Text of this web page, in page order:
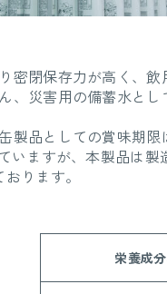
密閉保存力が高く、飲
、災害用の備蓄水とし
製品としての賞味期限
いますが、本製品は製
ります。
栄養成